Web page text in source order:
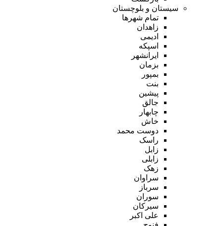
سیستان و بلوچستان
تمام شهر‌ها
زاهدان
ادیمی
اسپکه
ایرانشهر
بزمان
بمپور
بنت
پیشین
جالق
چابهار
خاش
دوست محمد
راسک
زابل
زابلی
زهک
سراوان
سرباز
سوران
سیرکان
علی اکبر